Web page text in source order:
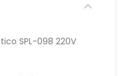
SPL-098 220V